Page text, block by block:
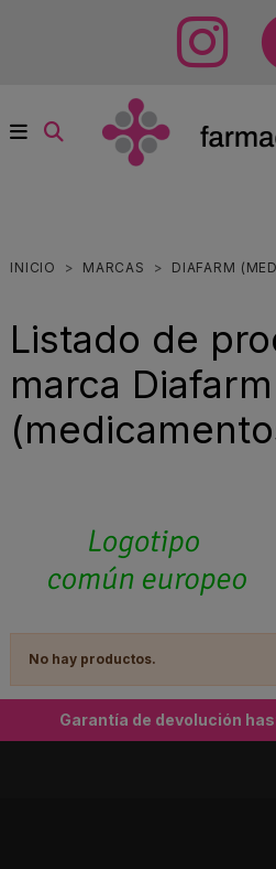
INICIO MARCAS DIAFARM
Listado de
marca Diafarm
No hay productos.
Garantía de devolución